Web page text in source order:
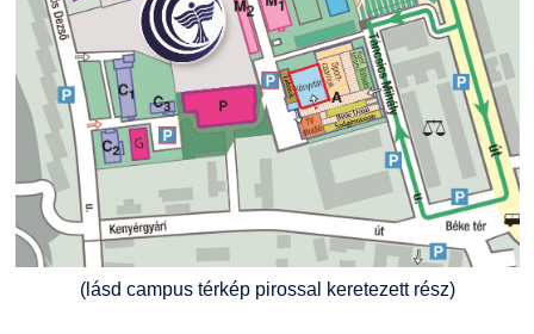
(lásd campus térkép pirossal keretezett rész)